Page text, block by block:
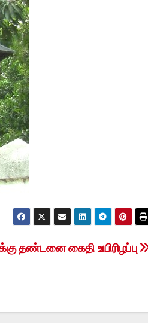
தண்டனை கைதி உயிரிழப்பு